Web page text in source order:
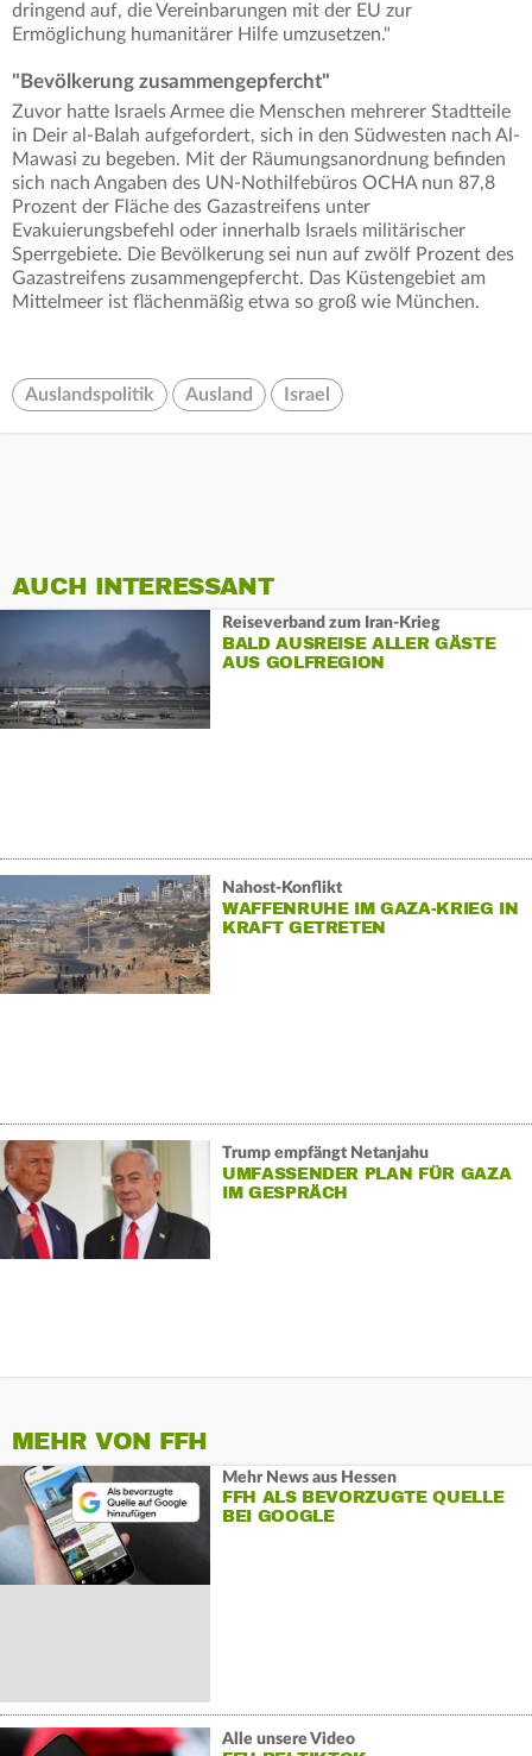
dringend auf, die Vereinbarungen mit der EU zur
Ermöglichung humanitärer Hilfe umzusetzen."
"Bevölkerung zusammengepfercht"
Zuvor hatte Israels Armee die Menschen mehrerer Stadtteile
in Deir al-Balah aufgefordert, sich in den Südwesten nach Al-
Mawasi zu begeben. Mit der Räumungsanordnung befinden
sich nach Angaben des UN-Nothilfebüros OCHA nun 87,8
Prozent der Fläche des Gazastreifens unter
Evakuierungsbefehl oder innerhalb Israels militärischer
Sperrgebiete. Die Bevölkerung sei nun auf zwölf Prozent des
Gazastreifens zusammengepfercht. Das Küstengebiet am
Mittelmeer ist flächenmäßig etwa so groß wie München.
Auslandspolitik Ausland Israel
AUCH INTERESSANT
Reiseverband zum Iran-Krieg
BALD AUSREISE ALLER GÄSTE
AUS GOLFREGION
Nahost-Konflikt
WAFFENRUHE IM GAZA-KRIEG IN
KRAFT GETRETEN
Trump empfängt Netanjahu
UMFASSENDER PLAN FÜR GAZA
IM GESPRÄCH
MEHR VON FFH
Mehr News aus Hessen
FFH ALS BEVORZUGTE QUELLE
BEI GOOGLE
Alle unsere Video